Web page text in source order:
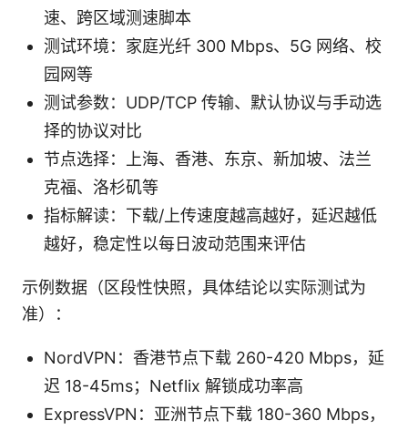
速、跨区域测速脚本
测试环境：家庭光纤 300 Mbps、5G 网络、校
园网等
测试参数：UDP/TCP 传输、默认协议与手动选
择的协议对比
节点选择：上海、香港、东京、新加坡、法兰
克福、洛杉矶等
指标解读：下载/上传速度越高越好，延迟越低
越好，稳定性以每日波动范围来评估
示例数据（区段性快照，具体结论以实际测试为
准）：
NordVPN：香港节点下载 260-420 Mbps，延
迟 18-45ms；Netflix 解锁成功率高
ExpressVPN：亚洲节点下载 180-360 Mbps，